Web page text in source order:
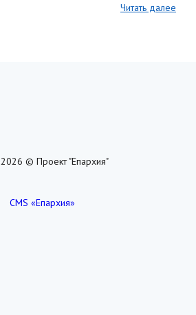
Читать далее
© Проект "Епархия"
CMS «Епархия»